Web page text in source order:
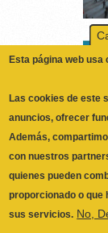
Esta página web
Las cookies de este
anuncios, ofrecer
con nuestros
quienes pueden
proporcionado o que
sus servicios. No,
Necesarias
Las cookies